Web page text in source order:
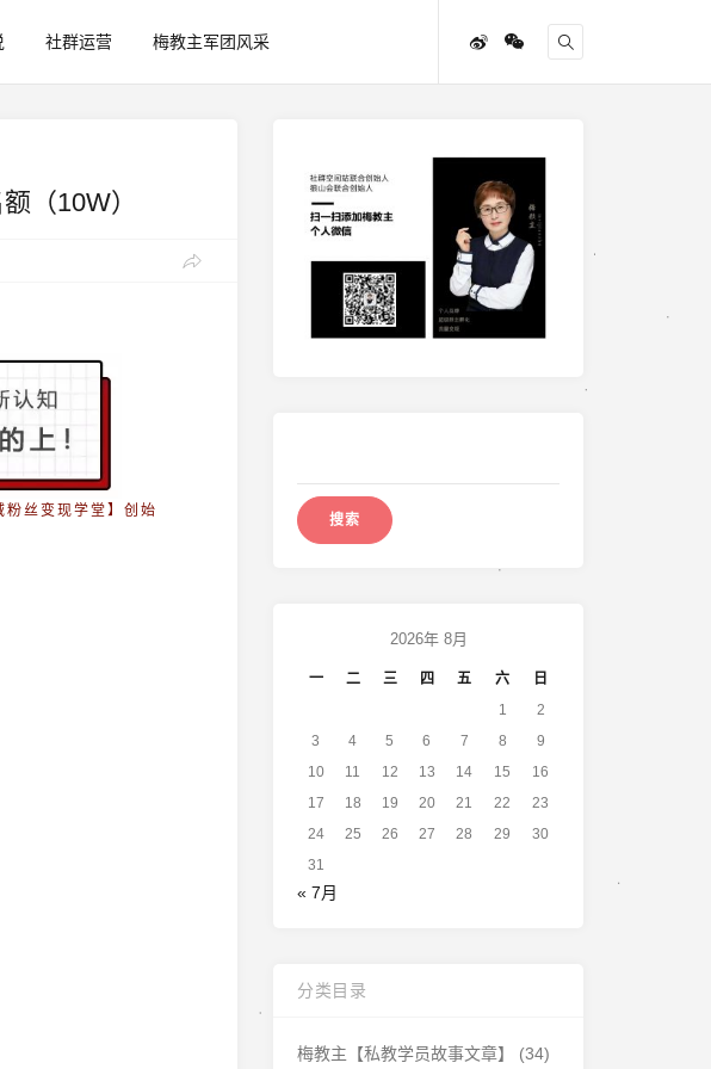
社群运营 梅教主军团风采
（10W）
丝变现学堂】创始
2026年 8月
一 二 三 四 五 六
日
1
2
3
4 5 6 7 8
9
10
11 12 13 14 15
16
17
18 19 20 21 22
23
24
25 26 27 28 29
30
31
« 7月
分类目录
梅教主【私教学员故事文章】 (34)